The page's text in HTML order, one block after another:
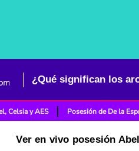
Celsia y AES Posesión de De la
Ver en vivo posesión